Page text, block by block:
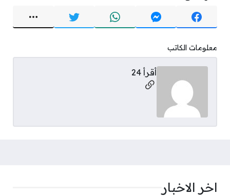
معلومات الكاتب
أقرأ 24
مواقع التواصل
اخر الاخبار